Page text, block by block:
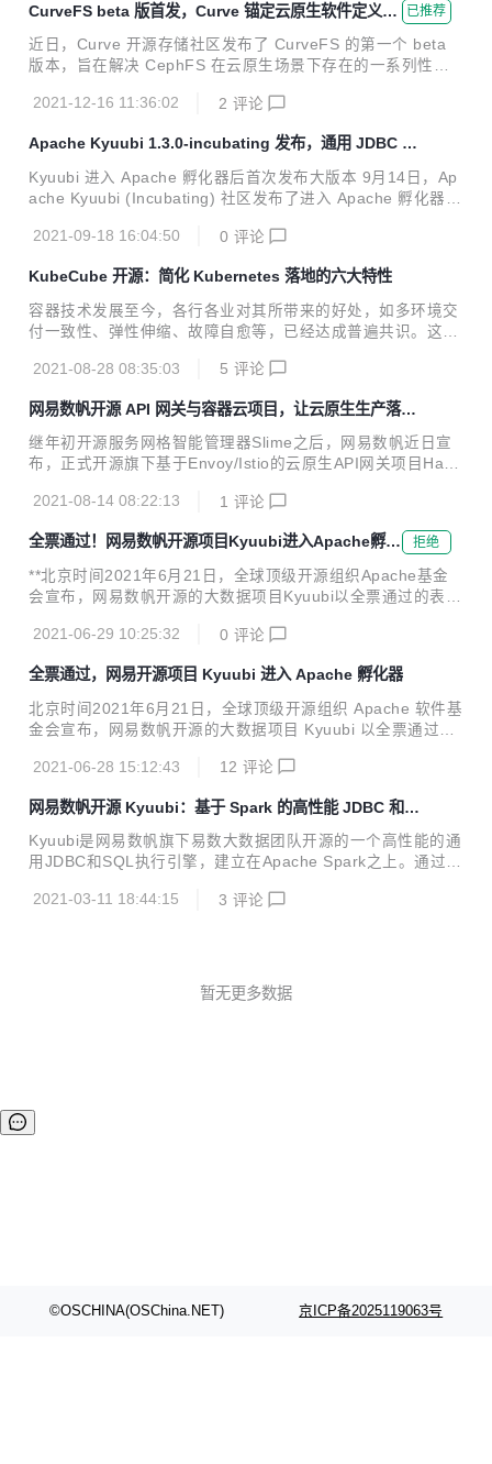
ver 的配置。用户可以使用 RESTful、client-go、kubectl 等
方式访问被 KubeCube 纳管的 K8s 集群，享受统一的认证能
力。 使用 Auth-Webhook 的困境 在 KubeCube v1.1 版本之
CurveFS beta 版首发，Curve 锚定云原生软件定义存
储
已推荐
近日，Curve 开源存储社区发布了 CurveFS 的第一个 beta
版本，旨在解决 CephFS 在云原生场景下存在的一系列性能
用户对 Curve 集群的部署和管理。 Curve 是由网易数帆发起
的开源云原生软件定义存储系统。项目包括 CurveFS 和 Curv
eBS，其中 CurveBS 此前已经开源。 CurveFS beta 版地
址： https://github.com/opencurve/curve/releases/tag/v0.
1.0-beta 架构设计 C...
2021-12-16 11:36:02 2 评论
Apache Kyuubi 1.3.0-incubating 发布，通用 JDBC 和
SQL 执行引擎
Kyuubi 进入 Apache 孵化器后首次发布大版本 9月14日，Ap
ache Kyuubi (Incubating) 社区发布了进入 Apache 孵化器后
ating。 对于作为新晋 Apache 孵化器项目的 Kyuubi 而言，
式版本的发布我们需要深刻地践行 Apache Way，遵循社区的
RELEASE POLICY。和 TLP 们不同的是，孵化器项目需要通
过两轮投票才能正式完成版本发布，首先是项目社区 dev mail
2021-09-18 16:04:50 0 评论
KubeCube 开源：简化 Kubernetes 落地的六大特性
容器技术发展至今，各行各业对其所带来的好处，如多环境交
付一致性、弹性伸缩、故障自愈等，已经达成普遍共识。这些
netes平台。然而，Kubernetes的复杂性、学习曲线陡峭也是
最新发布的软件定义计算软件市场半年跟踪报告显示，容器软
件市场在未来五年仍然会保持超过40%的复合增长率，但 202
0 年容器基础架构软件占整体软件定义计算市场的比例仅为1
6.2%。容器在互联网、金融、AI 等领域已经规模落地，大批
头部企业已经基于容器构建新一代企业基础设施平台，但在多
2021-08-28 08:35:03 5 评论
网易数帆开源 API 网关与容器云项目，让云原生生产落地
“多快好省”
继年初开源服务网格智能管理器Slime之后，网易数帆近日宣
布，正式开源旗下基于Envoy/Istio的云原生API网关项目Hang
e，为云原生开源生态注入高性能、强兼容、易用性等众多能
力，屏蔽分布式架构底层的复杂性，推动云原生生产落地。 H
ango：性能提升2倍，全面整合云原生 Hango中文名“函谷”，
是一个高性能、可扩展、功能丰富的云原生API网关，提供了
请求代理、动态路由、负载均衡、限流、熔断、健康检查、安
全防护等功能。源自先秦的名称，昭示着它承载企业所有业务
流量的雄心和实力。云原生实践不断深入之下，作为微服务架
2021-08-14 08:22:13 1 评论
全票通过！网易数帆开源项目Kyuubi进入Apache孵化
器
拒绝
**北京时间2021年6月21日，全球顶级开源组织Apache基金
会宣布，网易数帆开源的大数据项目Kyuubi以全票通过的表
bi获得了13个约束性投票(binding votes)和8个无约束性投票
票。 ![Kyuubi 项目 Apache 孵化进展](https://oscimg.oschin
a.net/oscnet/up-d3e9ef6898738197b4bb3798fcea80a0c1
9.png "Kyuubi 项目 Apache 孵化进展") K...
2021-06-29 10:25:32 0 评论
全票通过，网易开源项目 Kyuubi 进入 Apache 孵化器
北京时间2021年6月21日，全球顶级开源组织 Apache 软件基
金会宣布，网易数帆开源的大数据项目 Kyuubi 以全票通过的
Kyuubi 获得了 13 个约束性投票(binding votes)和 8 个无约
票和反对票。 Kyuubi 是网易第一款贡献给 Apache 软件基金
会进入孵化器的开源项目。开源至今，Kyuubi 已累积接受了
29 位国内外开发者超过 200 个以上的提交。当然，进入 Apa
che 孵化器只是一小步。未来， Kyuubi 社区...
2021-06-28 15:12:43 12 评论
网易数帆开源 Kyuubi：基于 Spark 的高性能 JDBC 和 S
QL 执行引擎
Kyuubi是网易数帆旗下易数大数据团队开源的一个高性能的通
用JDBC和SQL执行引擎，建立在Apache Spark之上。通过K
细解读Kyuubi的架构设计。 引言 开源大数据项目的繁荣带来
最普遍最通用的技术来使用，数据生产力将可以得到进一步的
2021-03-11 18:44:15 3 评论
暂无更多数据
©OSCHINA(OSChina.NET) 京ICP备2025119063号